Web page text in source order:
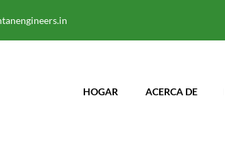
HOGAR ACERCA DE